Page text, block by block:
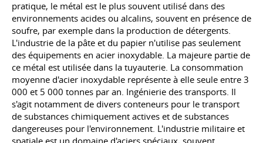
pratique, le métal est le plus souvent utilisé dans des
environnements acides ou alcalins, souvent en présence de
soufre, par exemple dans la production de détergents.
L'industrie de la pâte et du papier n'utilise pas seulement
des équipements en acier inoxydable. La majeure partie de
ce métal est utilisée dans la tuyauterie. La consommation
moyenne d'acier inoxydable représente à elle seule entre 3
000 et 5 000 tonnes par an. Ingénierie des transports. Il
s'agit notamment de divers conteneurs pour le transport
de substances chimiquement actives et de substances
dangereuses pour l'environnement. L'industrie militaire et
spatiale est un domaine d'aciers spéciaux, souvent